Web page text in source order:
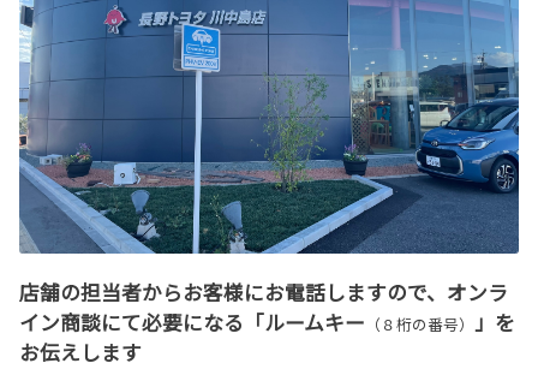
店舗の担当者からお客様にお電話しますので、オンラ
イン商談にて必要になる「ルームキー （８桁の番号） 」を
お伝えします